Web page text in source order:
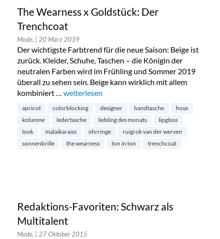
The Wearness x Goldstück: Der
Trenchcoat
Mode, | 20 März 2019
Der wichtigste Farbtrend für die neue Saison: Beige ist
zurück. Kleider, Schuhe, Taschen – die Königin der
neutralen Farben wird im Frühling und Sommer 2019
überall zu sehen sein. Beige kann wirklich mit allem
kombiniert … „The Wearness x Goldstück: Der Trenchcoat“
weiterlesen
apricot colorblocking designer handtasche
hose
kolumne
ledertasche liebling des monats
lipgloss
look
malaikaraiss ohrringe
ruigrok van der werven
sonnenbrille
the wearness ton in ton trenchcoat
Redaktions-Favoriten: Schwarz als
Multitalent
Mode, | 27 Oktober 2015